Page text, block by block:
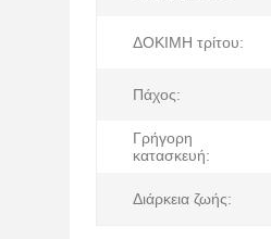
ΔΟΚΙΜΗ τρίτου:
Πάχος:
Γρήγορη
κατασκευή:
Διάρκεια ζωής: